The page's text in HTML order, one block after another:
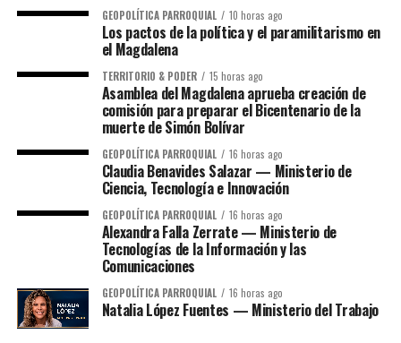
GEOPOLÍTICA PARROQUIAL 10 horas ago
Los pactos de la política y el paramilitarismo en
el Magdalena
TERRITORIO & PODER 15 horas ago
Asamblea del Magdalena aprueba creación de
comisión para preparar el Bicentenario de la
muerte de Simón Bolívar
GEOPOLÍTICA PARROQUIAL 16 horas ago
Claudia Benavides Salazar — Ministerio de
Ciencia, Tecnología e Innovación
GEOPOLÍTICA PARROQUIAL 16 horas ago
Alexandra Falla Zerrate — Ministerio de
Tecnologías de la Información y las
Comunicaciones
GEOPOLÍTICA PARROQUIAL 16 horas ago
Natalia López Fuentes — Ministerio del Trabajo